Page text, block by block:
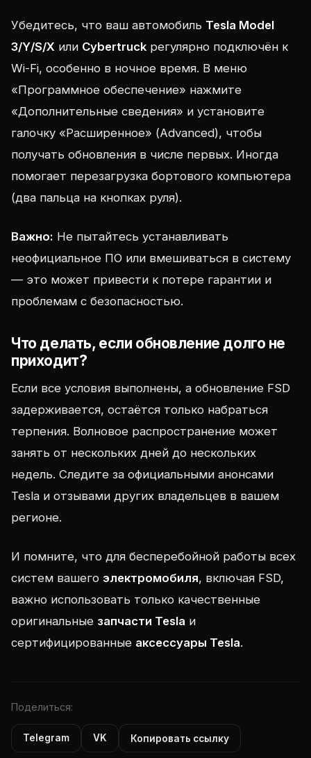
Убедитесь, что ваш автомобиль Tesla Model
3/Y/S/X или Cybertruck регулярно подключён к
Wi-Fi, особенно в ночное время. В меню
«Программное обеспечение» нажмите
«Дополнительные сведения» и установите
галочку «Расширенное» (Advanced), чтобы
получать обновления в числе первых. Иногда
помогает перезагрузка бортового компьютера
(два пальца на кнопках руля).
Важно: Не пытайтесь устанавливать
неофициальное ПО или вмешиваться в систему
— это может привести к потере гарантии и
проблемам с безопасностью.
Что делать, если обновление долго не
приходит?
Если все условия выполнены, а обновление FSD
задерживается, остаётся только набраться
терпения. Волновое распространение может
занять от нескольких дней до нескольких
недель. Следите за официальными анонсами
Tesla и отзывами других владельцев в вашем
регионе.
И помните, что для бесперебойной работы всех
систем вашего электромобиля, включая FSD,
важно использовать только качественные
оригинальные запчасти Tesla и
сертифицированные аксессуары Tesla.
Поделиться:
Telegram VK Копировать ссылку